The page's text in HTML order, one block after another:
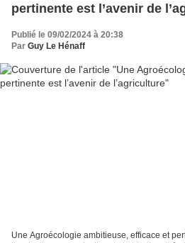
pertinente est l’avenir de
Publié le 09/02/2024 à 20:38
Par Guy Le Hénaff
Une Agroécologie ambitieuse, efficace et